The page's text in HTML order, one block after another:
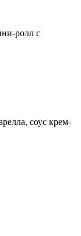
ролл с
соус крем-